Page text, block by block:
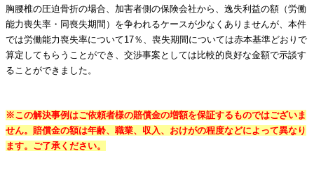
胸腰椎の圧迫骨折の場合、加害者側の保険会社から、逸失利益の額（労働
能力喪失率・同喪失期間）を争われるケースが少なくありませんが、本件
では労働能力喪失率について17％、喪失期間については赤本基準どおりで
算定してもらうことができ、交渉事案としては比較的良好な金額で示談す
ることができました。
※この解決事例はご依頼者様の賠償金の増額を保証するものではございま
せん。賠償金の額は年齢、職業、収入、おけがの程度などによって異なり
ます。ご了承ください。